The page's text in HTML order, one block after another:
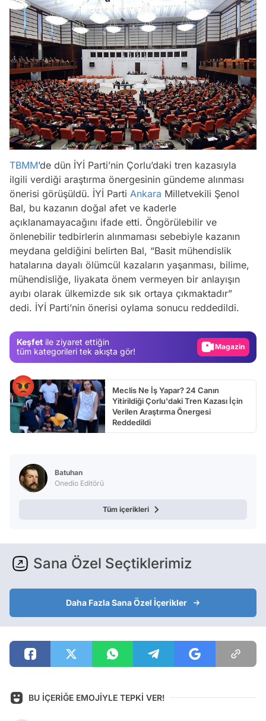
TBMM’de dün İYİ Parti’nin Çorlu’daki tren kazasıyla
ilgili verdiği araştırma önergesinin gündeme alınması
önerisi görüşüldü. İYİ Parti Ankara Milletvekili Şenol
Bal, bu kazanın doğal afet ve kaderle
açıklanamayacağını ifade etti. Öngörülebilir ve
önlenebilir tedbirlerin alınmaması sebebiyle kazanın
meydana geldiğini belirten Bal, “Basit mühendislik
hatalarına dayalı ölümcül kazaların yaşanması, bilime,
mühendisliğe, liyakata önem vermeyen bir anlayışın
ayıbı olarak ülkemizde sık sık ortaya çıkmaktadır”
dedi. İYİ Parti’nin önerisi oylama sonucu reddedildi.
Keşfet ile ziyaret ettiğin
tüm kategorileri tek akışta gör!
Video
Magazin
Meclis Ne İş Yapar? 24 Canın
Yitirildiği Çorlu'daki Tren Kazası İçin
Verilen Araştırma Önergesi
Reddedildi
Batuhan
Onedio Editörü
Tüm içerikleri
Sana Özel Seçtiklerimiz
Daha Fazla Sana Özel İçerikler
BU İÇERİĞE EMOJİYLE TEPKİ VER!